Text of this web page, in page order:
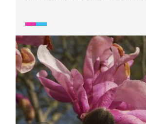
je popsán i sociální život v mraveništi.